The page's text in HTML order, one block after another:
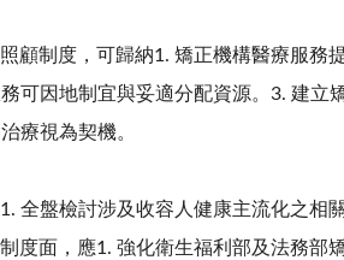
制度，可歸納1. 矯正機構醫療服務
可因地制宜與妥適分配資源。3. 建立
療視為契機。
盤檢討涉及收容人健康主流化之相
度面，應1. 強化衛生福利部及法務部